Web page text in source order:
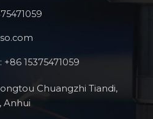
+86 15375471059
Chuangzhi Tiandi,
Anhui